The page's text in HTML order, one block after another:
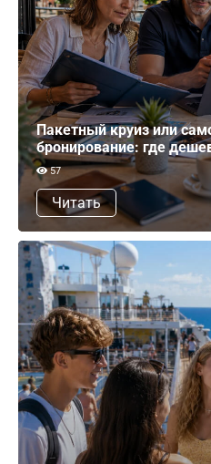
Пакетный круиз или
бронирование: где
57
Читать